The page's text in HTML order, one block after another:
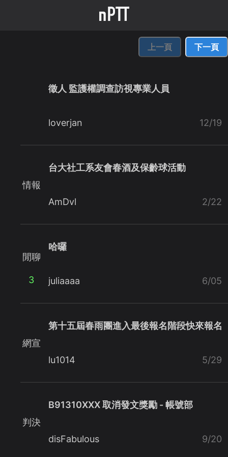
上一頁 下一頁
徵人 監護權調查訪視專業人員
loverjan 12/19
情報
台大社工系友會春酒及保齡球活動
AmDvl 2/22
閒聊
3
哈囉
juliaaaa 6/05
網宣
第十五屆春雨團進入最後報名階段快來報名
lu1014 5/29
判決
B91310XXX 取消發文獎勵 - 帳號部
disFabulous 9/20